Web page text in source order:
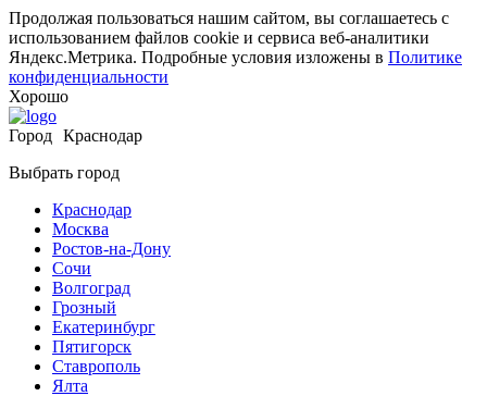
Продолжая пользоваться нашим сайтом, вы соглашаетесь с
использованием файлов cookie и сервиса веб-аналитики
Яндекс.Метрика. Подробные условия изложены в Политике
конфиденциальности
Хорошо
Город Краснодар
Выбрать город
Краснодар
Москва
Ростов-на-Дону
Сочи
Волгоград
Грозный
Екатеринбург
Пятигорск
Ставрополь
Ялта